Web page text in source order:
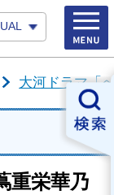
大河ドラマ「
重栄華乃